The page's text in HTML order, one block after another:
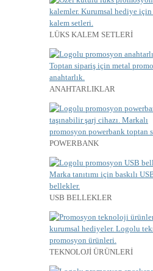
LÜKS KALEM SETLERİ
ANAHTARLIKLAR
POWERBANK
USB BELLEKLER
TEKNOLOJİ ÜRÜNLERİ